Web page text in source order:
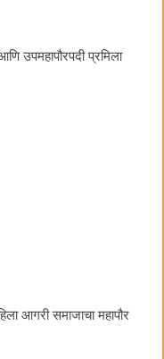
उपमहापौरपदी प्रमिला
आगरी समाजाचा महापौर